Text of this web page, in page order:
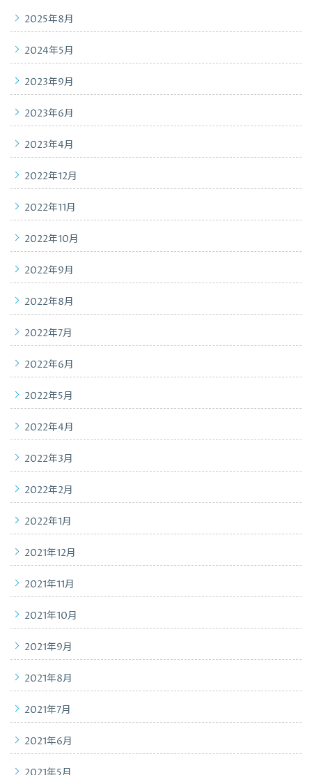
2025年8月
2024年5月
2023年9月
2023年6月
2023年4月
2022年12月
2022年11月
2022年10月
2022年9月
2022年8月
2022年7月
2022年6月
2022年5月
2022年4月
2022年3月
2022年2月
2022年1月
2021年12月
2021年11月
2021年10月
2021年9月
2021年8月
2021年7月
2021年6月